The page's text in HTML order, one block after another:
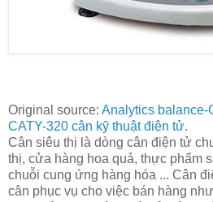
Original source: Analytics balance-
CATY-320 cân kỹ thuật điện tử.
Cân siêu thị là dòng cân điện tử
thị, cửa hàng hoa quả, thực phẩm
chuỗi cung ứng hàng hóa ... Cân
cân phục vụ cho việc bán hàng